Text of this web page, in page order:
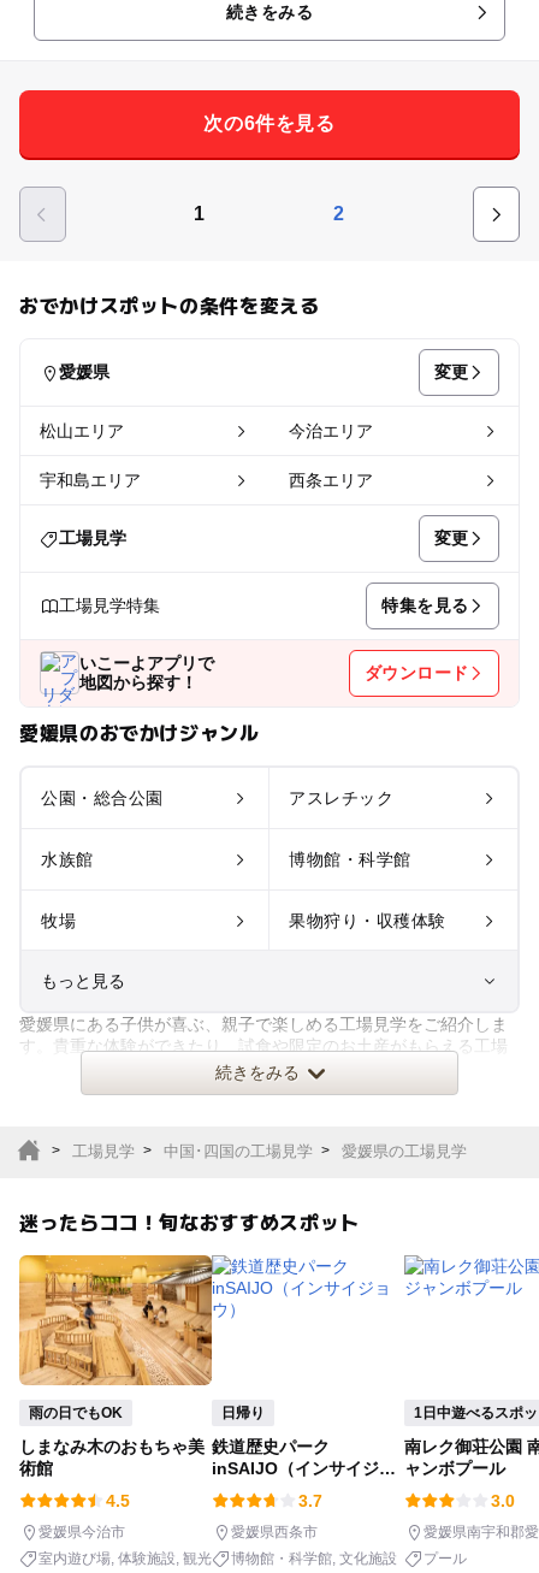
続きをみる
次の6件を見る
1 2
おでかけスポットの条件を変える
愛媛県 変更
松山エリア 今治エリア
宇和島エリア 西条エリア
工場見学 変更
工場見学特集 特集を見る
いこーよアプリで
地図から探す！
ダウンロード
愛媛県のおでかけジャンル
公園・総合公園 アスレチック
水族館 博物館・科学館
牧場 果物狩り・収穫体験
もっと見る
室内遊び場 遊園地
サファリパーク
植物園・フラワーパー
釣り
いちご狩り
工場見学 体験施設
展望台 美術館
愛媛県にある子供が喜ぶ、親子で楽しめる工場見学をご紹介しま
す。貴重な体験ができたり、試食や限定のお土産がもらえる工場
もあり、学びながらも楽しい思続きをみる
工場見学 中国･四国の工場見学 愛媛県の工場見学
迷ったらココ！旬なおすすめスポット
雨の日でもOK
しまなみ木のおもちゃ美
術館
4.5
愛媛県今治市
室内遊び場 体験施設 観光
日帰り
鉄道歴史パーク
inSAIJO（インサイジョ
ウ）
3.7
愛媛県西条市
博物館・科学館 文化施設
1日中遊べるスポ
南レク御荘公園
ャンボプール
3.0
愛媛県南宇和郡
プール